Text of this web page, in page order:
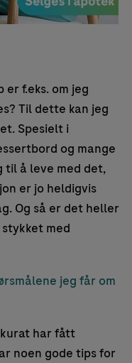
f.eks. om jeg
Til dette kan jeg
Spesielt i
og mange
til å leve med det,
er jo heldigvis
Og så er det heller
med
jeg får om
har fått
noen gode tips for